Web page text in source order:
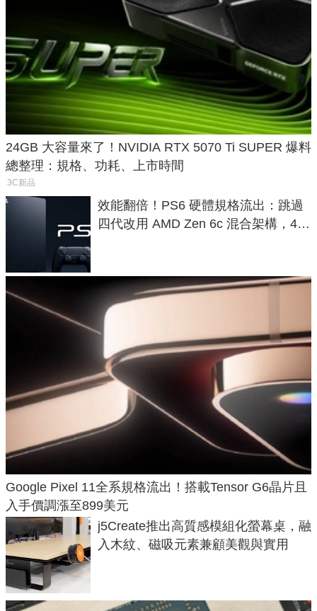
24GB 大容量來了！NVIDIA RTX 5070 Ti SUPER 爆料
總整理：規格、功耗、上市時間
3C新品
效能翻倍！PS6 硬體規格流出：跳過
四代改用 AMD Zen 6c 混合架構，4K
Google Pixel 11全系規格流出！搭載Tensor G6晶片且
入手價調漲至899美元
j5Create推出高質感模組化螢幕桌，融
入木紋、磁吸元素兼顧美觀與實用